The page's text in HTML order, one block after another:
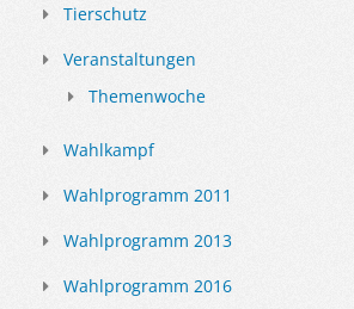
Tierschutz
Veranstaltungen
Themenwoche
Wahlkampf
Wahlprogramm 2011
Wahlprogramm 2013
Wahlprogramm 2016